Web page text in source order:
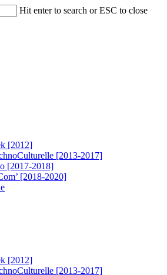
Hit enter to search or ESC to close
[2012]
[2013-2017]
[2017-2018]
[2018-2020]
[2012]
[2013-2017]